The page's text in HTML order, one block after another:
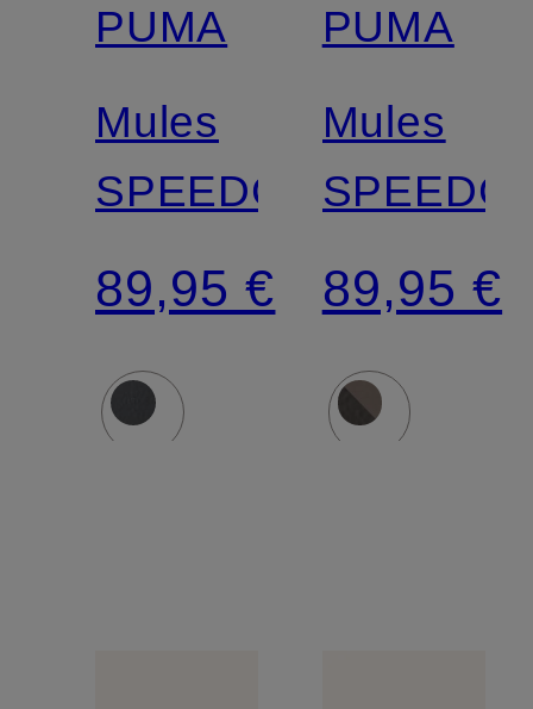
PUMA
Mules
SPEEDCAT
89,95 €
PUMA
Mules
89,95 €